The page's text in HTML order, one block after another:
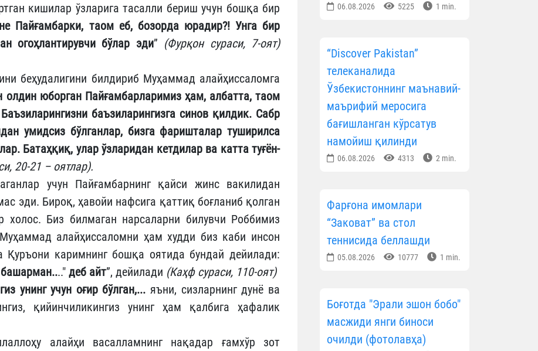
кишилар ўзларига тасалли бериш учун бошқа бир
Пайғамбарки, таом еб, бозорда юрадир?! Унга бир
огоҳлантирувчи бўлар эди” (Фурқон сураси, 7-оят)
беҳудалигини билдириб Муҳаммад алайҳиссаломга
олдин юборган Пайғамбарларимиз ҳам, албатта, таом
баъзиларингизга синов қилдик. Сабр
умидсиз бўлганлар, бизга фаришталар туширилса
Батаҳқиқ, улар ўзларидан кетдилар ва катта туғён-
20-21 – оятлар).
учун Пайғамбарнинг қайси жинс вакилидан
эди. Бироқ, ҳавойи нафсига қаттиқ боғланиб қолган
холос. Биз билмаган нарсаларни билувчи Роббимиз
алайҳиссаломни ҳам худди биз каби инсон
Қуръони каримнинг бошқа оятида бундай дейилади:
башарман...." деб айт”, дейилади (Каҳф сураси, 110-оят)
унинг учун оғир бўлган,...яъни, сизларнинг дунё ва
қийинчиликингиз унинг ҳам қалбига ҳафалик
алайҳи васалламнинг нақадар ғамхўр зот
06.08.2026 5225 1 min.
“Discover Pakistan”
телеканалида
Ўзбекистоннинг маънавий-
маърифий меросига
бағишланган кўрсатув
намойиш қилинди
06.08.2026 4313 2 min.
Фарғона имомлари
“Заковат” ва стол
теннисида беллашди
05.08.2026 10777 1 min.
Боғотда "Эрали эшон бобо"
масжиди янги биноси
очилди (фотолавҳа)